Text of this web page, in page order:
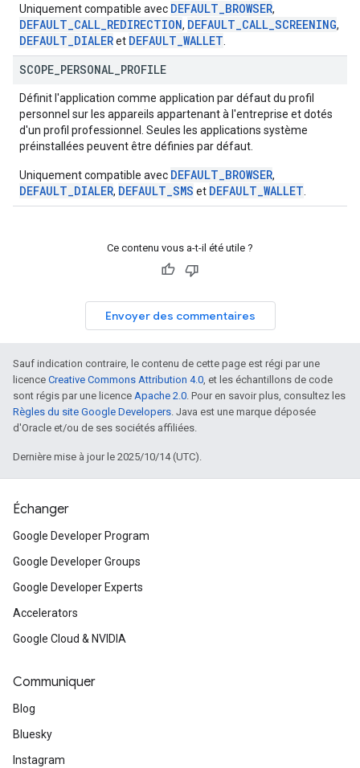
Uniquement compatible avec DEFAULT_BROWSER,
DEFAULT_CALL_REDIRECTION, DEFAULT_CALL_SCREENING,
DEFAULT_DIALERet DEFAULT_WALLET
SCOPE PERSONAL PROFILE
Définit l'application comme application par défaut du profil
personnel sur les appareils appartenant à l'entreprise et dotés
d'un profil professionnel. Seules les applications système
préinstallées peuvent être définies par défaut.
Uniquement compatible avec DEFAULT_BROWSER,
DEFAULT_DIALER, DEFAULT_SMS et DEFAULT_WALLET
Ce contenu vous a-t-il été utile ?
Envoyer des commentaires
Sauf indication contraire, le contenu de cette page est régi par une
licence Creative Commons Attribution 4.0, et les échantillons de code
sont régis par une licence Apache 2.0. Pour en savoir plus, consultez les
Règles du site Google Developers. Java est une marque déposée
d'Oracle et/ou de ses sociétés affiliées.
Dernière mise à jour le 2025/10/14 (UTC).
Échanger
Google Developer Program
Google Developer Groups
Google Developer Experts
Accelerators
Google Cloud & NVIDIA
Communiquer
Blog
Bluesky
Instagram